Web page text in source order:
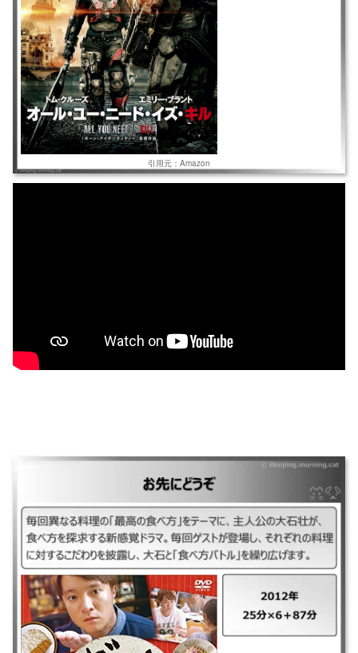
引用元：Amazon
｜お先にどうぞ ｜2012年 ｜25分×6＋87分 ｜毎回異なる料理の「最高の
食べ方」をテーマに、主人公の大石壮が、食べ方を探求する新感覚ドラ
マ。毎回ゲストが登場し、それぞれの料理に対するこだわりを披露し、大
石と「食べ方バトル」を繰り広げます。